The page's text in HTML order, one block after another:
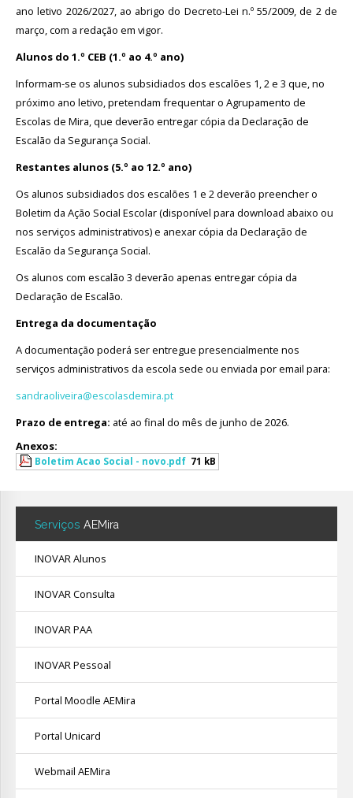
ano letivo 2026/2027, ao abrigo do Decreto-Lei n.º 55/2009, de 2 de
março, com a redação em vigor.
Alunos do 1.º CEB (1.º ao 4.º ano)
Informam-se os alunos subsidiados dos escalões 1, 2 e 3 que, no
próximo ano letivo, pretendam frequentar o Agrupamento de
Escolas de Mira, que deverão entregar cópia da Declaração de
Escalão da Segurança Social.
Restantes alunos (5.º ao 12.º ano)
Os alunos subsidiados dos escalões 1 e 2 deverão preencher o
Boletim da Ação Social Escolar (disponível para download abaixo ou
nos serviços administrativos) e anexar cópia da Declaração de
Escalão da Segurança Social.
Os alunos com escalão 3 deverão apenas entregar cópia da
Declaração de Escalão.
Entrega da documentação
A documentação poderá ser entregue presencialmente nos
serviços administrativos da escola sede ou enviada por email para:
sandraoliveira@escolasdemira.pt
Prazo de entrega: até ao final do mês de junho de 2026.
Anexos:
Boletim Acao Social - novo.pdf 71 kB
Serviços AEMira
INOVAR Alunos
INOVAR Consulta
INOVAR PAA
INOVAR Pessoal
Portal Moodle AEMira
Portal Unicard
Webmail AEMira